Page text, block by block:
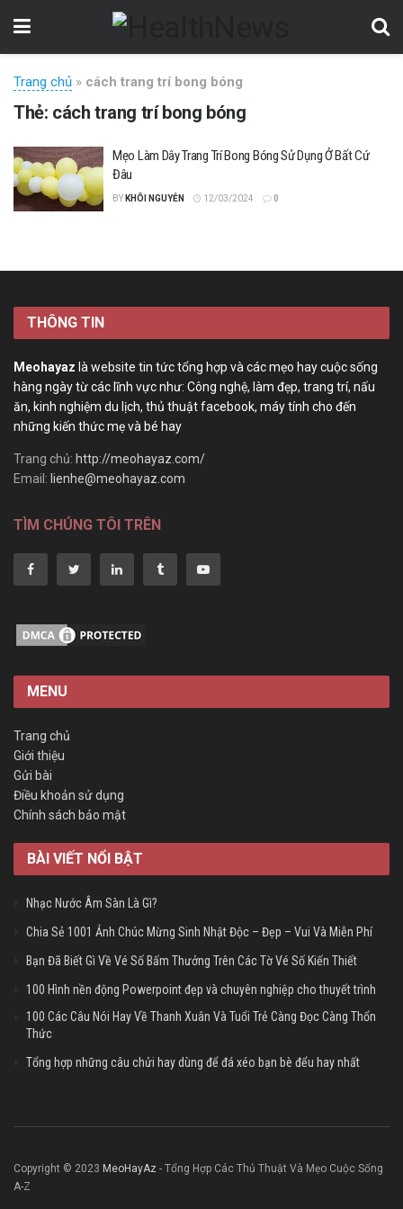
Trang chủ » cách trang trí bong bóng
Thẻ: cách trang trí bong bóng
Mẹo Làm Dây Trang Trí Bong Bóng Sử Dụng Ở Bất Cứ
Đâu
BY KHÔI NGUYỄN 12/03/2024 0
THÔNG TIN
Meohayaz là website tin tức tổng hợp và các mẹo hay cuộc sống
hàng ngày từ các lĩnh vực như: Công nghệ, làm đẹp, trang trí, nấu
ăn, kinh nghiệm du lịch, thủ thuật facebook, máy tính cho đến
những kiến thức mẹ và bé hay
Trang chủ: http://meohayaz.com/
Email: lienhe@meohayaz.com
TÌM CHÚNG TÔI TRÊN
MENU
Trang chủ
Giới thiệu
Gửi bài
Điều khoản sử dụng
Chính sách bảo mật
BÀI VIẾT NỔI BẬT
Nhạc Nước Âm Sàn Là Gì?
Chia Sẻ 1001 Ảnh Chúc Mừng Sinh Nhật Độc – Đẹp – Vui Và Miễn Phí
Bạn Đã Biết Gì Về Vé Số Bấm Thưởng Trên Các Tờ Vé Số Kiến Thiết
100 Hình nền động Powerpoint đẹp và chuyên nghiệp cho thuyết trình
100 Các Câu Nói Hay Về Thanh Xuân Và Tuổi Trẻ Càng Đọc Càng Thổn
Thức
Tổng hợp những câu chửi hay dùng để đá xéo bạn bè đểu hay nhất
Copyright © 2023 MeoHayAz - Tổng Hợp Các Thủ Thuật Và Mẹo Cuộc Sống
A-Z